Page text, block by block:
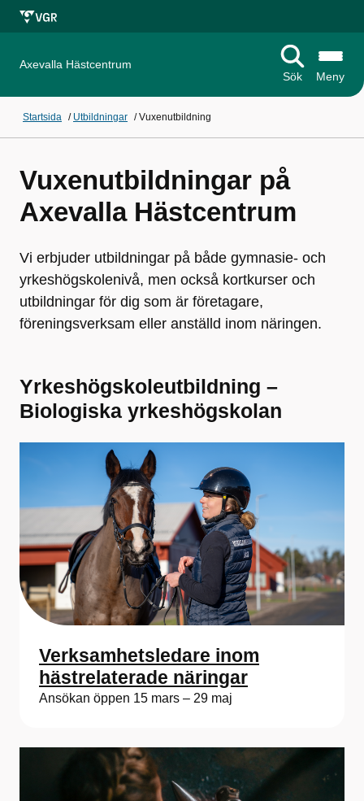
Axevalla Hästcentrum
Sök
Meny
Startsida / Utbildningar /Vuxenutbildning
Vuxenutbildningar på
Axevalla Hästcentrum
Vi erbjuder utbildningar på både gymnasie- och
yrkeshögskolenivå, men också kortkurser och
utbildningar för dig som är företagare,
föreningsverksam eller anställd inom näringen.
Yrkeshögskoleutbildning –
Biologiska yrkeshögskolan
Verksamhetsledare inom
hästrelaterade näringar
Ansökan öppen 15 mars – 29 maj